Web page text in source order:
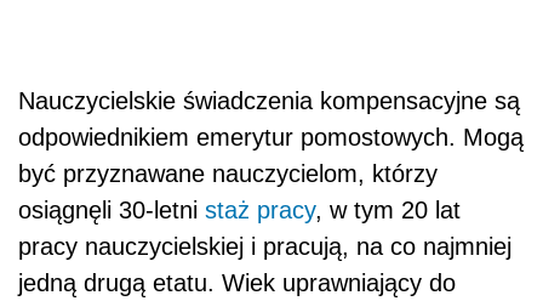
Nauczycielskie świadczenia kompensacyjne są
odpowiednikiem emerytur pomostowych. Mogą
być przyznawane nauczycielom, którzy
osiągnęli 30-letni staż pracy, w tym 20 lat
pracy nauczycielskiej i pracują, na co najmniej
jedną drugą etatu. Wiek uprawniający do